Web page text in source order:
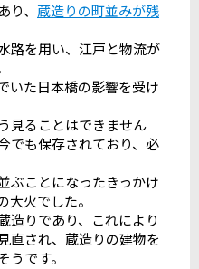
、 蔵造りの町並みが残
路を用い、江戸と物流が
いた日本橋の影響を受け
見ることはできません
でも保存されており、必
ぶことになったきっかけ
大火でした。
造りであり、これにより
直され、蔵造りの建物を
です。